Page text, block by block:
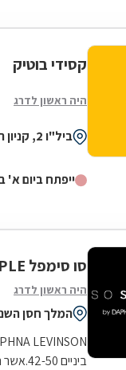
קסידי בוטיק
היה ראשון לדרג
ביל"ו 2, קניון רחובות
ייפתח ביום א' ב-
סו סימפל SO SIMPLE
היה ראשון לדרג
המלך חסן